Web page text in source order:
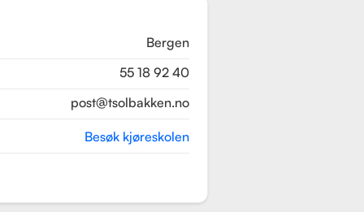
Bergen
55 18 92 40
post@tsolbakken.no
Besøk kjøreskolen